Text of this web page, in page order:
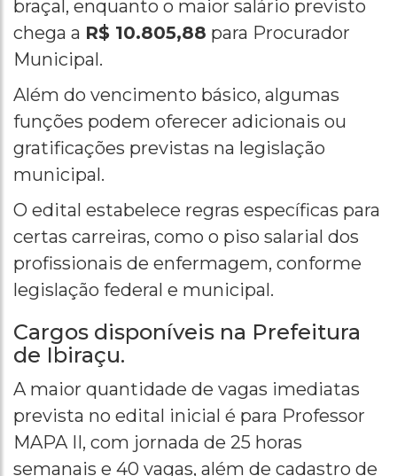
braçal, enquanto o maior salário previsto
chega a R$ 10.805,88 para Procurador
Municipal.
Além do vencimento básico, algumas
funções podem oferecer adicionais ou
gratificações previstas na legislação
municipal.
O edital estabelece regras específicas para
certas carreiras, como o piso salarial dos
profissionais de enfermagem, conforme
legislação federal e municipal.
Cargos disponíveis na Prefeitura
de Ibiraçu.
A maior quantidade de vagas imediatas
prevista no edital inicial é para Professor
MAPA II, com jornada de 25 horas
semanais e 40 vagas, além de cadastro de